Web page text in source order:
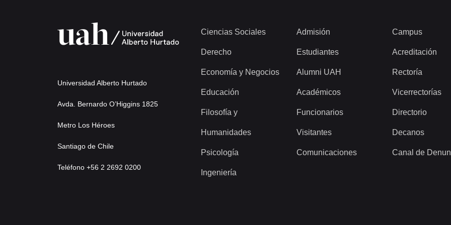
Universidad Alberto Hurtado
Avda. Bernardo O’Higgins 1825
Metro Los Héroes
Santiago de Chile
Teléfono +56 2 2692 0200
Ciencias Sociales
Derecho
Economía y Negocios
Educación
Filosofía y
Humanidades
Psicología
Ingeniería
Admisión
Estudiantes
Alumni UAH
Académicos
Funcionarios
Visitantes
Comunicaciones
Campus
Acreditación
Rectoría
Vicerrectorías
Directorio
Decanos
Canal de